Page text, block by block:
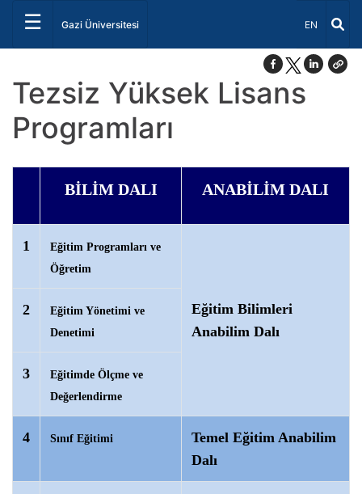
☰ Gazi Üniversitesi Dil Seçiniz
EN
Tezsiz Yüksek Lisans
Programları
BİLİM DALI ANABİLİM DALI
1
Eğitim Programları ve
Öğretim
Eğitim Bilimleri
Anabilim Dalı
2
Eğitim Yönetimi ve
Denetimi
3
Eğitimde Ölçme ve
Değerlendirme
4 Sınıf Eğitimi
Temel Eğitim Anabilim
Dalı